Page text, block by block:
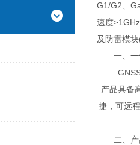
G1/G2、
速度
及防雷模
一、
GNSS
产品具备
捷，可远
二、产